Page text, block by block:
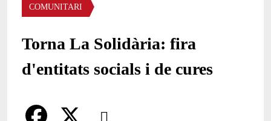
Àmbit de la notícia
COMUNITARI
Torna La Solidària: fira
d'entitats socials i de cures
Comparteix